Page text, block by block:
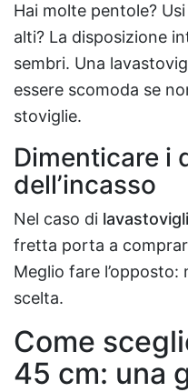
Hai molte pentole?
alti? La disposizione
sembri. Una
essere scomoda se
stoviglie.
Dimenticare i
dell’incasso
Nel caso di
fretta porta a
Meglio fare
scelta.
Come
45 cm: una